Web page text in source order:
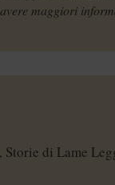
maggiori
Storie di Lame